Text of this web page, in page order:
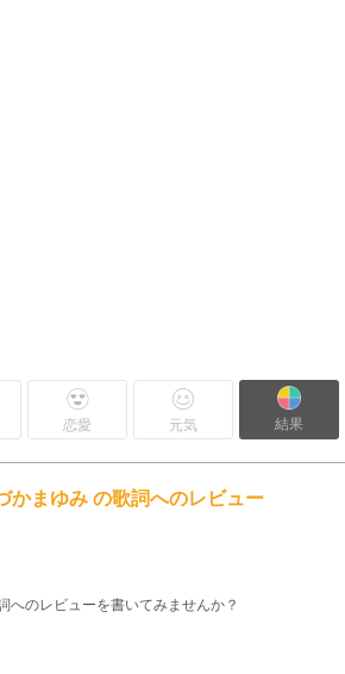
恋愛 元気 結果
かまゆみ の歌詞へのレビュー
へのレビューを書いてみませんか？